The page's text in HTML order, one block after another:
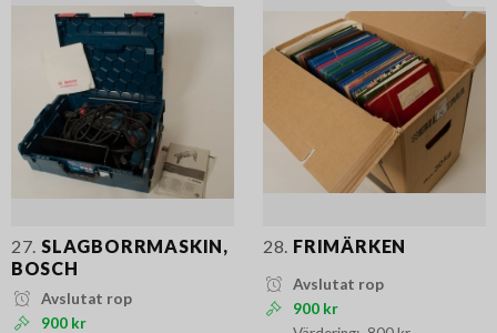
27. SLAGBORRMASKIN,
BOSCH
Avslutat rop
900 kr
28. FRIMÄRKEN
Avslutat rop
900 kr